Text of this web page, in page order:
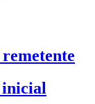
inicial